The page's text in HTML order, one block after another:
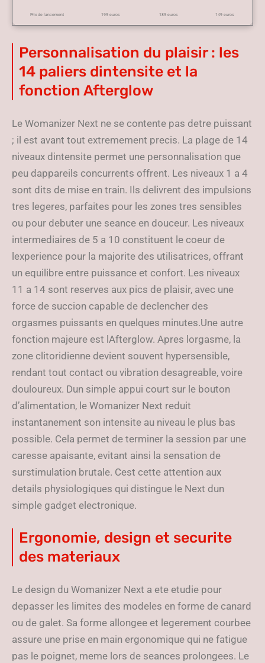
Prix de lancement 199 euros 189 euros 149 euros
Personnalisation du plaisir : les
14 paliers dintensite et la
fonction Afterglow
Le Womanizer Next ne se contente pas detre puissant
; il est avant tout extremement precis. La plage de 14
niveaux dintensite permet une personnalisation que
peu dappareils concurrents offrent. Les niveaux 1 a 4
sont dits de mise en train. Ils delivrent des impulsions
tres legeres, parfaites pour les zones tres sensibles
ou pour debuter une seance en douceur. Les niveaux
intermediaires de 5 a 10 constituent le coeur de
lexperience pour la majorite des utilisatrices, offrant
un equilibre entre puissance et confort. Les niveaux
11 a 14 sont reserves aux pics de plaisir, avec une
force de succion capable de declencher des
orgasmes puissants en quelques minutes.Une autre
fonction majeure est lAfterglow. Apres lorgasme, la
zone clitoridienne devient souvent hypersensible,
rendant tout contact ou vibration desagreable, voire
douloureux. Dun simple appui court sur le bouton
d’alimentation, le Womanizer Next reduit
instantanement son intensite au niveau le plus bas
possible. Cela permet de terminer la session par une
caresse apaisante, evitant ainsi la sensation de
surstimulation brutale. Cest cette attention aux
details physiologiques qui distingue le Next dun
simple gadget electronique.
Ergonomie, design et securite
des materiaux
Le design du Womanizer Next a ete etudie pour
depasser les limites des modeles en forme de canard
ou de galet. Sa forme allongee et legerement courbee
assure une prise en main ergonomique qui ne fatigue
pas le poignet, meme lors de seances prolongees. Le